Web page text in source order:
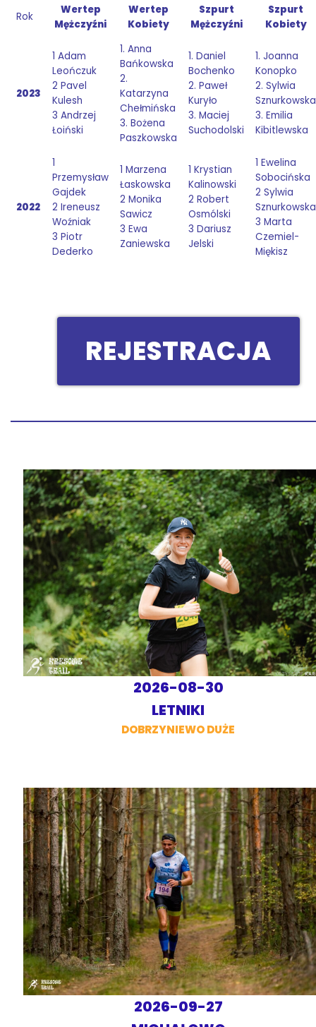
Rok
Wertep
Mężczyźni
Wertep
Kobiety
Szpurt
Mężczyźni
Szpurt
Kobiety
2023
1 Adam
Leończuk
2 Pavel
Kulesh
3 Andrzej
Łoiński
1. Anna
Bańkowska
2.
Katarzyna
Chełmińska
3. Bożena
Paszkowska
1. Daniel
Bochenko
2. Paweł
Kuryło
3. Maciej
Suchodolski
1. Joanna
Konopko
2. Sylwia
Sznurkowska
3. Emilia
Kibitlewska
2022
1
Przemysław
Gajdek
2 Ireneusz
Woźniak
3 Piotr
Dederko
1 Marzena
Łaskowska
2 Monika
Sawicz
3 Ewa
Zaniewska
1 Krystian
Kalinowski
2 Robert
Osmólski
3 Dariusz
Jelski
1 Ewelina
Sobocińska
2 Sylwia
Sznurkowska
3 Marta
Czemiel-
Miękisz
REJESTRACJA
2026-08-30
LETNIKI
DOBRZYNIEWO DUŻE
2026-09-27